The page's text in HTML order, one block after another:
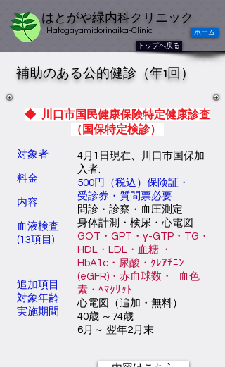
はとがや緑内科クリニック
Hatogayamidorinaika-Clinic
トップへ戻る
ホーム
補助のある公的健診（年1回）
◆ 川口市国民健康保険特定健康診査
（国保特定検診）
対象者
料金
内容
​血液検査
(13項目)
追加項目
対象年齢
実施期間
4月1日現在、川口市国保加
入者.
500円（税込）保険証・
受診券・質問票必要
問診・診察・血圧測定
身体計測・ 検尿・心電図
GOT・GPT・γ-GTP・TG・
HDL・LDL・血糖 ・
HbA1c・尿酸・ｸﾚｱﾁﾆﾝ
(eGFR)・赤血球数・ 血色
素・ﾍﾏｸﾘｯﾄ
心電図（追加・無料）
40歳 ～74歳
6月～ 翌年2月末